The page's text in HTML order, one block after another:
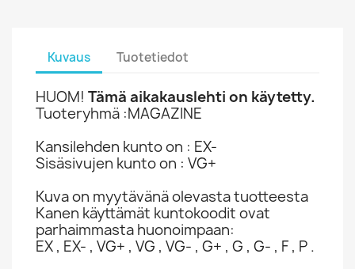
Kuvaus Tuotetiedot
HUOM! Tämä aikakauslehti on käytetty.
Tuoteryhmä :MAGAZINE
Kansilehden kunto on : EX-
Sisäsivujen kunto on : VG+
Kuva on myytävänä olevasta tuotteesta
Kanen käyttämät kuntokoodit ovat
parhaimmasta huonoimpaan:
EX , EX- , VG+ , VG , VG- , G+ , G , G- , F , P .